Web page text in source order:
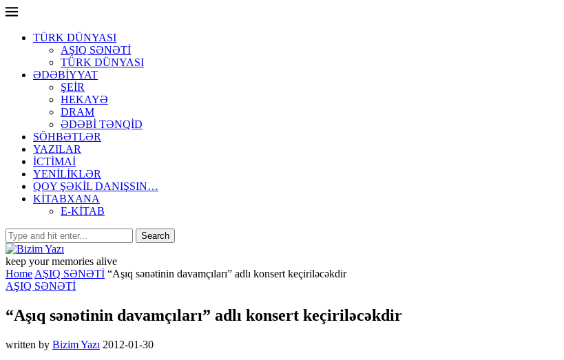
TÜRK DÜNYASI
AŞIQ SƏNƏTİ
TÜRK DÜNYASI
ƏDƏBİYYAT
ŞEİR
HEKAYƏ
DRAM
ƏDƏBİ TƏNQİD
SÖHBƏTLƏR
YAZILAR
İCTİMAİ
YENİLİKLƏR
QOY ŞƏKİL DANIŞSIN…
KİTABXANA
E-KİTAB
keep your memories alive
Home AŞIQ SƏNƏTİ “Aşıq sənətinin davamçıları” adlı konsert keçiriləcəkdir
AŞIQ SƏNƏTİ
“Aşıq sənətinin davamçıları” adlı konsert keçiriləcəkdir
written by Bizim Yazı 2012-01-30